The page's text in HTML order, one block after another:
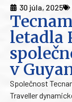
30 júla, 2025
letadla
v
Společnost
Traveller